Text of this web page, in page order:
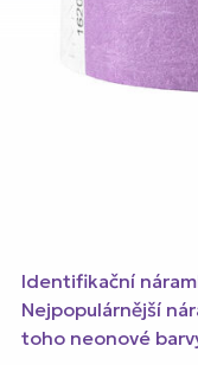
Identifikační
Nejpopulárnější
toho neonové